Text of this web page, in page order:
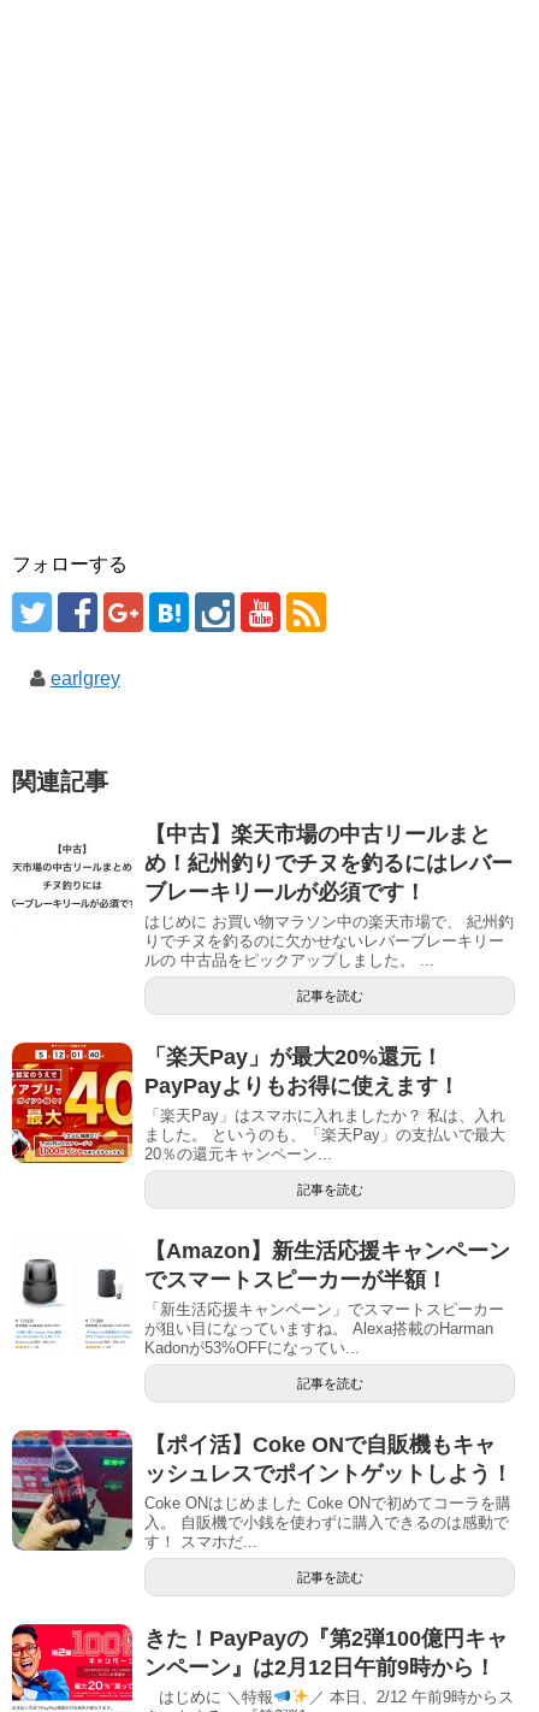
フォローする
earlgrey
関連記事
【中古】楽天市場の中古リールまと
め！紀州釣りでチヌを釣るにはレバー
ブレーキリールが必須です！
はじめに お買い物マラソン中の楽天市場で、 紀州釣
りでチヌを釣るのに欠かせないレバーブレーキリー
ルの 中古品をピックアップしました。 ...
記事を読む
「楽天Pay」が最大20%還元！
PayPayよりもお得に使えます！
「楽天Pay」はスマホに入れましたか？ 私は、入れ
ました。 というのも、「楽天Pay」の支払いで最大
20％の還元キャンペーン...
記事を読む
【Amazon】新生活応援キャンペーン
でスマートスピーカーが半額！
「新生活応援キャンペーン」でスマートスピーカー
が狙い目になっていますね。 Alexa搭載のHarman
Kadonが53%OFFになってい...
記事を読む
【ポイ活】Coke ONで自販機もキャ
ッシュレスでポイントゲットしよう！
Coke ONはじめました Coke ONで初めてコーラを購
入。 自販機で小銭を使わずに購入できるのは感動で
す！ スマホだ...
記事を読む
きた！PayPayの『第2弾100億円キャ
ンペーン』は2月12日午前9時から！
はじめに ＼特報
／ 本日、2/12 午前9時からス